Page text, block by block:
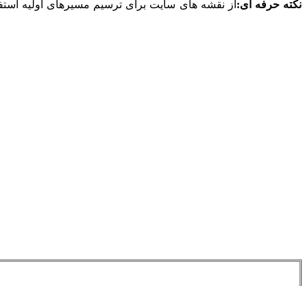
نکته حرفه ای: از نقشه های سایت برای ترسیم مسیرهای اولیه